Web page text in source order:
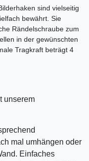
sind vielseitig
bewährt. Sie
Rändelschraube zum
in der gewünschten
Tragkraft beträgt 4
unserem
mal umhängen oder
Einfaches